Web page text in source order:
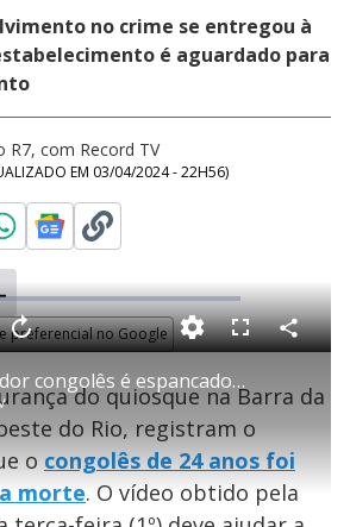
no crime se entregou à
é aguardado para
R7, com Record TV
EM 03/04/2024 - 22H56)
preferencial no Google
P
l
Trabalhador congolês é espancado até a morte após cobrar salário atrasado
A
n
ç
1
s
e
u
n
d
F
l
s
c
e
n
C
o
a
r
h
r
do quiosque na Barra da
do Rio, registram o
ocongolês de 24 anos foi
morte. O vídeo obtido pela